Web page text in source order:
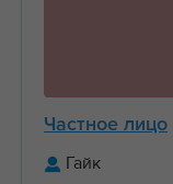
Частное лицо
Гайк